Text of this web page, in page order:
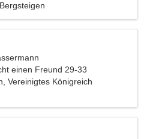
einen Freund 29-33
Vereinigtes Königreich